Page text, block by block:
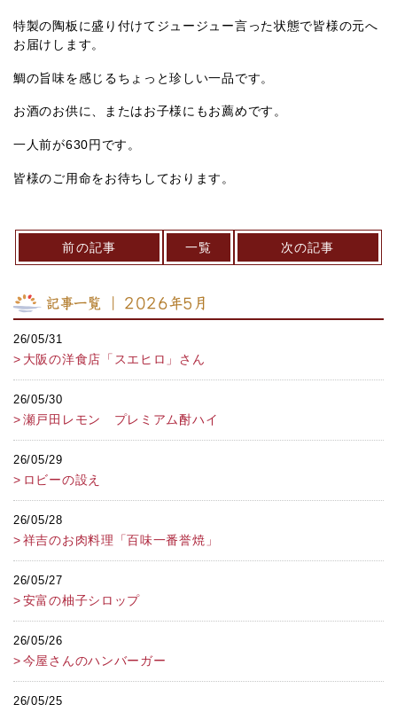
特製の陶板に盛り付けてジュージュー言った状態で皆様の元へ
お届けします。
鯛の旨味を感じるちょっと珍しい一品です。
お酒のお供に、またはお子様にもお薦めです。
一人前が630円です。
皆様のご用命をお待ちしております。
前の記事 一覧 次の記事
記事一覧 ｜ 2026年5月
26/05/31
大阪の洋食店「スエヒロ」さん
26/05/30
瀬戸田レモン プレミアム酎ハイ
26/05/29
ロビーの設え
26/05/28
祥吉のお肉料理「百味一番誉焼」
26/05/27
安富の柚子シロップ
26/05/26
今屋さんのハンバーガー
26/05/25